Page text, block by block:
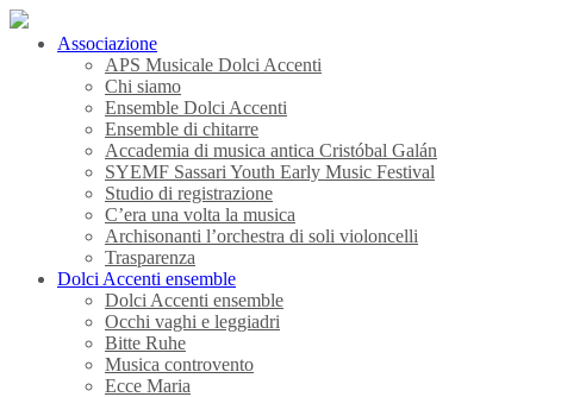
Associazione
APS Musicale Dolci Accenti
Chi siamo
Ensemble Dolci Accenti
Ensemble di chitarre
Accademia di musica antica Cristóbal Galán
SYEMF Sassari Youth Early Music Festival
Studio di registrazione
C’era una volta la musica
Archisonanti l’orchestra di soli violoncelli
Trasparenza
Dolci Accenti ensemble
Dolci Accenti ensemble
Occhi vaghi e leggiadri
Bitte Ruhe
Musica controvento
Ecce Maria